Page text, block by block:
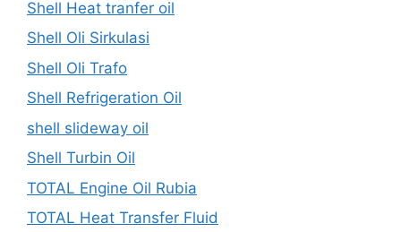
Shell Heat tranfer oil
Shell Oli Sirkulasi
Shell Oli Trafo
Shell Refrigeration Oil
shell slideway oil
Shell Turbin Oil
TOTAL Engine Oil Rubia
TOTAL Heat Transfer Fluid